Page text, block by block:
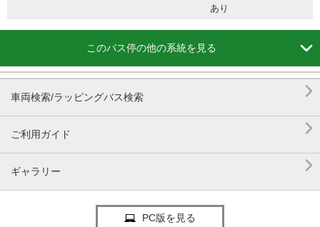
あり
このバス停の他の系統を見る 
車両検索/ラッピングバス検索 
ご利用ガイド 
ギャラリー 
PC版を見る